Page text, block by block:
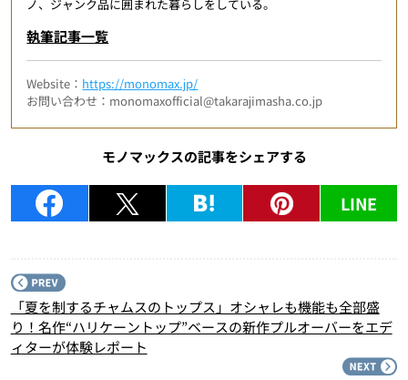
ノ、ジャンク品に囲まれた暮らしをしている。
執筆記事一覧
Website： https://monomax.jp/
お問い合わせ：monomaxofficial@takarajimasha.co.jp
モノマックスの記事をシェアする
LINE
「夏を制するチャムスのトップス」オシャレも機能も全部盛
り！名作“ハリケーントップ”ベースの新作プルオーバーをエデ
ィターが体験レポート